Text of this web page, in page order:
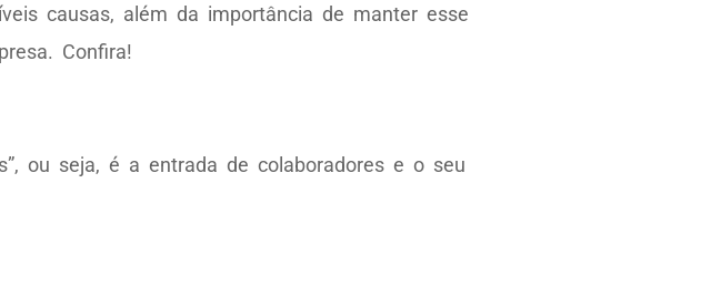
causas, além da importância de manter esse
Confira!
ou seja, é a entrada de colaboradores e o seu